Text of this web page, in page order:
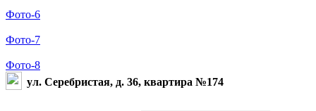
Фото-6
Фото-7
Фото-8
ул. Серебристая, д. 36, квартира №174